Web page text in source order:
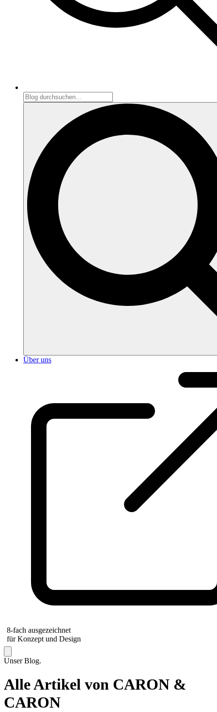
Über uns
8-fach ausgezeichnet
für Konzept und Design
Unser Blog.
Alle Artikel von CARON &
CARON